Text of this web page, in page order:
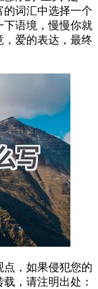
词汇中选择一个
下语境，慢慢你就
，爱的表达，最终
，如果侵犯您的
载，请注明出处：